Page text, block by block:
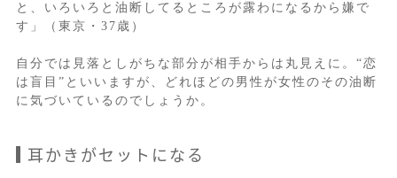
と、いろいろと油断してるところが露わになるから嫌で
す」（東京・37歳）
自分では見落としがちな部分が相手からは丸見えに。“恋
は盲目”といいますが、どれほどの男性が女性のその油断
に気づいているのでしょうか。
耳かきがセットになる